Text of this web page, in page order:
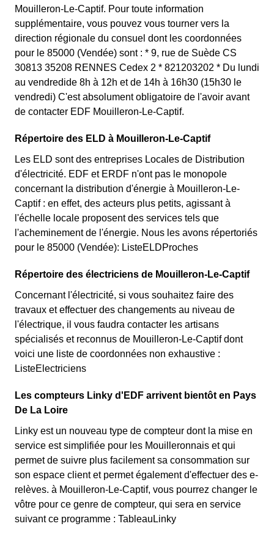
Mouilleron-Le-Captif. Pour toute information
supplémentaire, vous pouvez vous tourner vers la
direction régionale du consuel dont les coordonnées
pour le 85000 (Vendée) sont : * 9, rue de Suède CS
30813 35208 RENNES Cedex 2 * 821203202 * Du lundi
au vendredide 8h à 12h et de 14h à 16h30 (15h30 le
vendredi) C'est absolument obligatoire de l'avoir avant
de contacter EDF Mouilleron-Le-Captif.
Répertoire des ELD à Mouilleron-Le-Captif
Les ELD sont des entreprises Locales de Distribution
d'électricité. EDF et ERDF n'ont pas le monopole
concernant la distribution d'énergie à Mouilleron-Le-
Captif : en effet, des acteurs plus petits, agissant à
l'échelle locale proposent des services tels que
l'acheminement de l'énergie. Nous les avons répertoriés
pour le 85000 (Vendée): ListeELDProches
Répertoire des électriciens de Mouilleron-Le-Captif
Concernant l'électricité, si vous souhaitez faire des
travaux et effectuer des changements au niveau de
l'électrique, il vous faudra contacter les artisans
spécialisés et reconnus de Mouilleron-Le-Captif dont
voici une liste de coordonnées non exhaustive :
ListeElectriciens
Les compteurs Linky d'EDF arrivent bientôt en Pays
De La Loire
Linky est un nouveau type de compteur dont la mise en
service est simplifiée pour les Mouilleronnais et qui
permet de suivre plus facilement sa consommation sur
son espace client et permet également d'effectuer des e-
relèves. à Mouilleron-Le-Captif, vous pourrez changer le
vôtre pour ce genre de compteur, qui sera en service
suivant ce programme : TableauLinky